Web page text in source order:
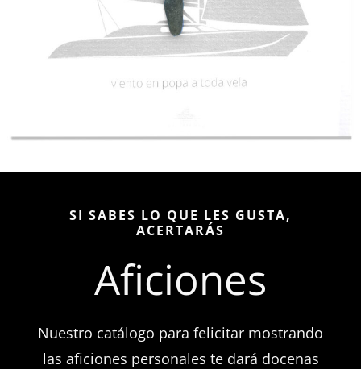
SI SABES LO QUE LES GUSTA,
ACERTARÁS
Aficiones
Nuestro catálogo para felicitar mostrando
las aficiones personales te dará docenas